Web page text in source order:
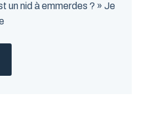
un nid à emmerdes ? » Je